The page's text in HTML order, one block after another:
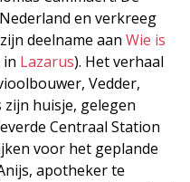
en verkreeg
deelname aan Wie is
in Lazarus). Het verhaal
Vedder,
huisje, gelegen
Centraal Station
voor het geplande
apotheker te